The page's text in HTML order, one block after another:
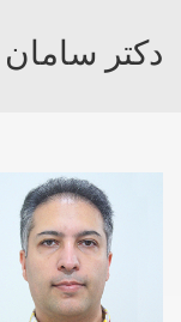
دکتر